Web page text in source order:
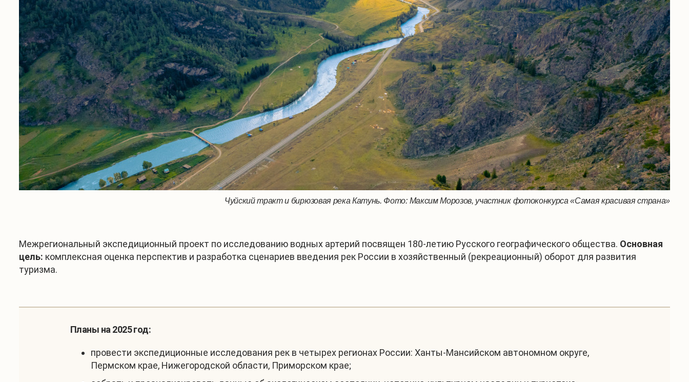
Чуйский тракт и бирюзовая река Катунь. Фото: Максим Морозов, участник фотоконкурса «Самая красивая страна»
Межрегиональный экспедиционный проект по исследованию водных артерий посвящен 180-летию Русского географического общества. Основная
цель: комплексная оценка перспектив и разработка сценариев введения рек России в хозяйственный (рекреационный) оборот для развития
туризма.
Планы на 2025 год:
провести экспедиционные исследования рек в четырех регионах России: Ханты-Мансийском автономном округе,
Пермском крае, Нижегородской области, Приморском крае;